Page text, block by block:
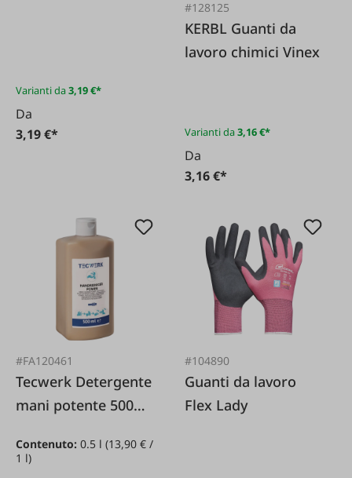
Varianti da3,19 €*
Da
3,19 €*
#128125
KERBL Guanti da
lavoro chimici Vinex
Varianti da3,16 €*
Da
3,16 €*
#FA120461
Tecwerk Detergente
mani potente 500
Contenuto: 0.5 l (13,90 € /
1 l)
#104890
Guanti da lavoro
Flex Lady